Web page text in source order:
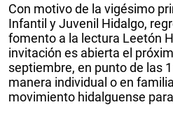
Con motivo de la vigésimo
Infantil y Juvenil Hidalgo,
fomento a la lectura Leetón
invitación es abierta el
septiembre, en punto de las
manera individual o en
movimiento hidalguense